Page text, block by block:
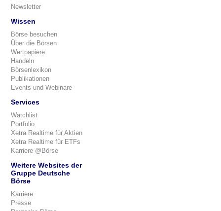
Newsletter
Wissen
Börse besuchen
Über die Börsen
Wertpapiere
Handeln
Börsenlexikon
Publikationen
Events und Webinare
Services
Watchlist
Portfolio
Xetra Realtime für Aktien
Xetra Realtime für ETFs
Karriere @Börse
Weitere Websites der
Gruppe Deutsche
Börse
Karriere
Presse